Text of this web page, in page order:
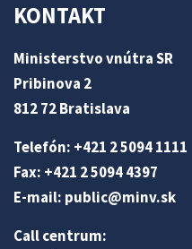
KONTAKT
Ministerstvo vnútra SR
Pribinova 2
812 72 Bratislava
Telefón: +421 2 5094 1111
Fax: +421 2 5094 4397
E-mail: public@minv.sk
Call centrum: